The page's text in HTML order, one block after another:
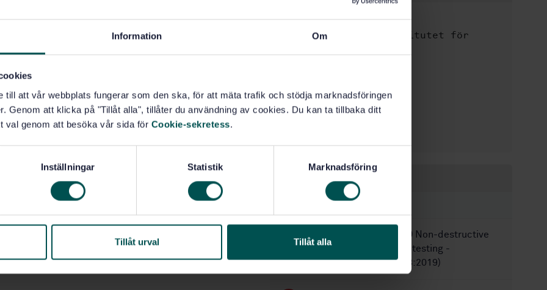
Information Om
till att vår webbplats fungerar som den ska, för att mäta trafik och stödja marknadsföringen
Genom att klicka på "Tillåt alla", tillåter du användning av cookies. Du kan ta tillbaka ditt
val genom att besöka vår sida för Cookie-sekretess.
Inställningar Statistik Marknadsföring
Tillåt urval Tillåt alla
Language: English
Written by:
Svenska institutet för
Edition: 1
Within the same area
SS-EN ISO 12718:2019 Non-destructive
testing - Eddy current testing -
Vocabulary (ISO 12718:2019)